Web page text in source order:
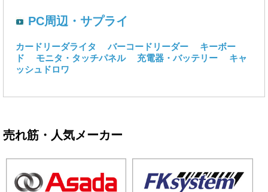
PC周辺・サプライ
カードリーダライタ バーコードリーダー
キーボー
ド
モニタ・タッチパネル 充電器・バッテリー
キャ
ッシュドロワ
売れ筋・人気メーカー